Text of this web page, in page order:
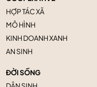
HỢP TÁC XÃ
MÔ HÌNH
KINH DOANH XANH
AN SINH
ĐỜI SỐNG